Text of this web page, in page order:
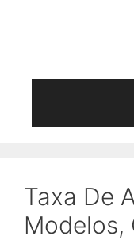
Taxa De
Modelos,